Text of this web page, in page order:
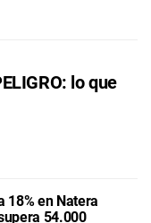
lo que
18% en Natera
54.000